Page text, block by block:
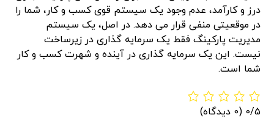
درز و کارآمد، عدم وجود یک سیستم قوی کسب و کار، شما را
در موقعیتی منفی قرار می دهد. در اصل، یک سیستم
مدیریت پارکینگ فقط یک سرمایه گذاری در زیرساخت
نیست. این یک سرمایه گذاری در آینده و شهرت کسب و کار
شما است.
0/5 (0 دیدگاه)